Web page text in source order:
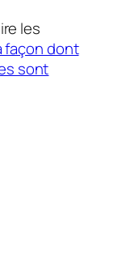
les
façon dont
sont